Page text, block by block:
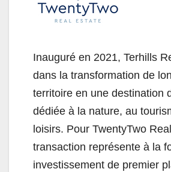
Inauguré en 2021, Terhills
dans la transformation de
territoire en une destination
dédiée à la nature, au
loisirs. Pour TwentyTwo
transaction représente à la
investissement de premier